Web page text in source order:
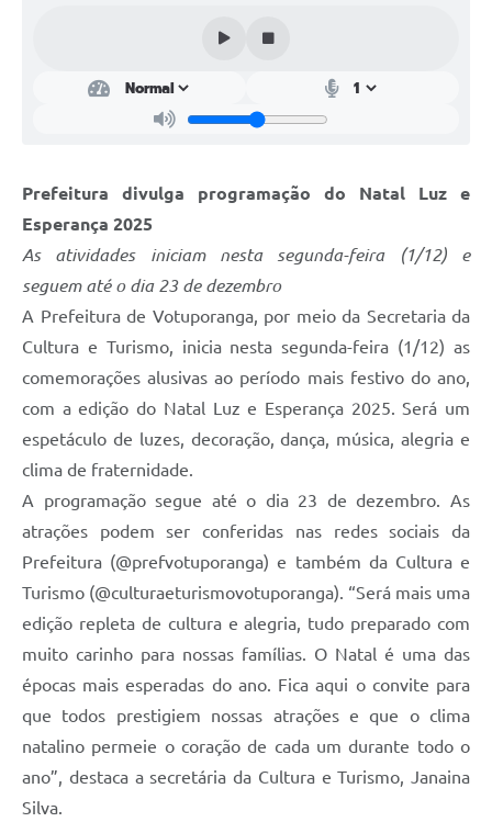
Transparência
Telefones Úteis
Emprega
Contato
Prefeitura divulga programação do Natal Luz e
Esperança 2025
As atividades iniciam nesta segunda-feira (1/12) e
seguem até o dia 23 de dezembro
A Prefeitura de Votuporanga, por meio da Secretaria da
Cultura e Turismo, inicia nesta segunda-feira (1/12) as
comemorações alusivas ao período mais festivo do ano,
com a edição do Natal Luz e Esperança 2025. Será um
espetáculo de luzes, decoração, dança, música, alegria e
clima de fraternidade.
A programação segue até o dia 23 de dezembro. As
atrações podem ser conferidas nas redes sociais da
Prefeitura (@prefvotuporanga) e também da Cultura e
Turismo (@culturaeturismovotuporanga). “Será mais uma
edição repleta de cultura e alegria, tudo preparado com
muito carinho para nossas famílias. O Natal é uma das
épocas mais esperadas do ano. Fica aqui o convite para
que todos prestigiem nossas atrações e que o clima
natalino permeie o coração de cada um durante todo o
ano”, destaca a secretária da Cultura e Turismo, Janaina
Silva.